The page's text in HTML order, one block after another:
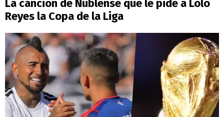
La canción de Ñublense que le pide a Lolo
Reyes la Copa de la Liga